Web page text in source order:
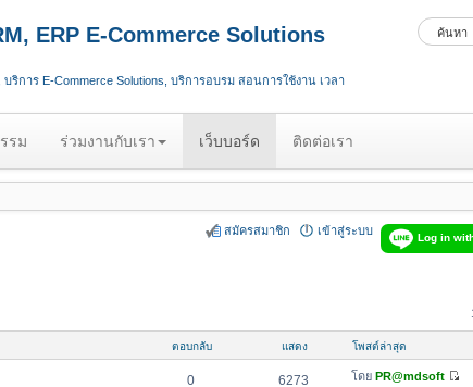
ERP E-Commerce Solutions
การ E-Commerce Solutions, บริการอบรม สอนการใช้งาน เวลา
รม ร่วมงานกับเรา เว็บบอร์ด ติดต่อเรา
Log in
เข้าสู่ระบบ
สมัครสมาชิก
ตอบกลับ แสดง โพสต์ล่าสุด
0 6273 โดย PR@mdsoft